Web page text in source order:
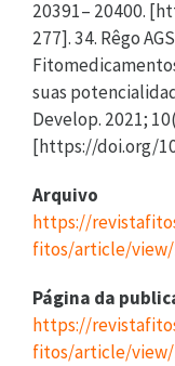
20391– 20400.
277]. 34. Rêgo
suas
Develop. 2021;
[https://doi.org/
Arquivo
https://
fitos/article/
Página da
https://
fitos/article/view/